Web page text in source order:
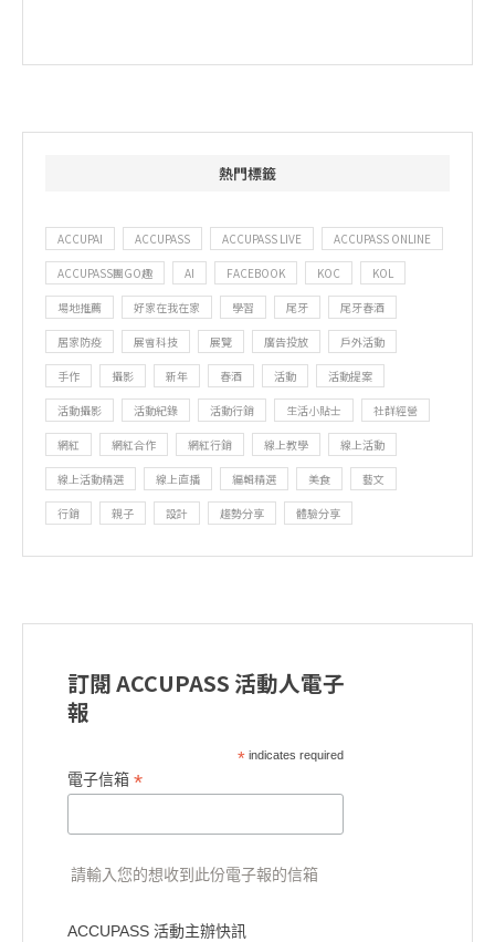
熱門標籤
ACCUPAI ACCUPASS ACCUPASS LIVE ACCUPASS ONLINE
ACCUPASS團GO趣 AI FACEBOOK KOC KOL
場地推薦 好家在我在家 學習 尾牙 尾牙春酒
居家防疫 展會科技 展覽 廣告投放 戶外活動
手作 攝影 新年 春酒 活動 活動提案
活動攝影 活動紀錄 活動行銷 生活小貼士 社群經營
網紅 網紅合作 網紅行銷 線上教學 線上活動
線上活動精選 線上直播 編輯精選 美食 藝文
行銷 親子 設計 趨勢分享 體驗分享
訂閱 ACCUPASS 活動人電子
報
*indicates required
電子信箱 *
請輸入您的想收到此份電子報的信箱
ACCUPASS 活動主辦快訊